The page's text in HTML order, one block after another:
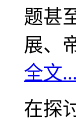
题甚
展、
全文...
在探